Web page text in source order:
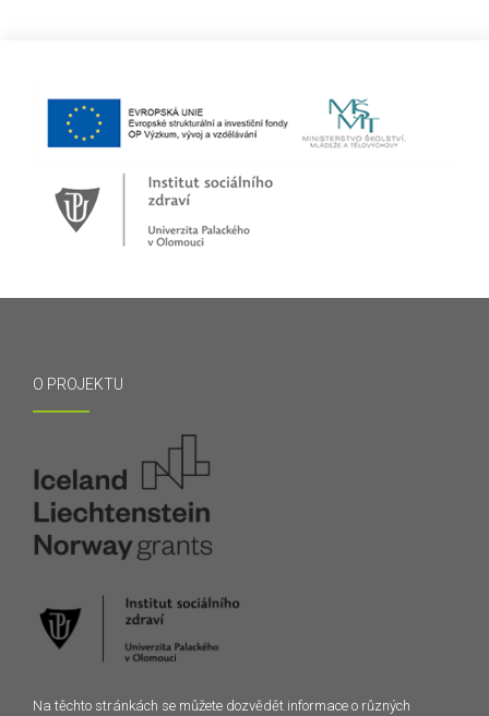
O PROJEKTU
Na těchto stránkách se můžete dozvědět informace o různých